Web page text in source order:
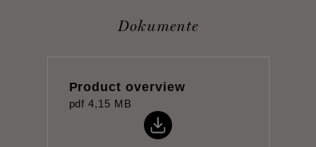
Dokumente
Product overview
pdf 4,15 MB